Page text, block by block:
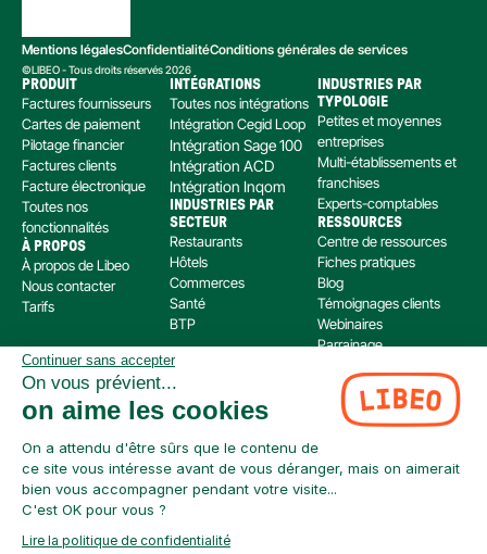
Mentions légalesConfidentialitéConditions générales de services
©LIBEO - Tous droits réservés 2026
Libeo, société par actions simplifiée immatriculée au RCS de Créteil, dont le siège social
est situé au 112 Avenue de Paris, 94300 Vincennes, est enregistré auprès de l’Organisme
pour le Registre Unique des Intermédiaires en assurance, banque et finance (ORIAS) sous
le numéro 220 063 49 en tant que (i) courtier en opérations de banque et en services de
paiement (COBSP) et (ii) mandataire non exclusif en opération de Banque et Service de
Paiement (MOBSP) de la société SWAN (SIREN: 853 827 103). Les immatriculations COBSP
et MOBSP peuvent être vérifiées à tout moment sur le répertoire ORIAS accessible à
l’adresse suivante :
https://www.orias.fr/
PRODUIT
Factures fournisseurs
Cartes de paiement
Pilotage financier
Factures clients
Facture électronique
Toutes nos
fonctionnalités
À PROPOS
À propos de Libeo
Nous contacter
Tarifs
INTÉGRATIONS
Toutes nos intégrations
Intégration Cegid Loop
Intégration Sage 100
Intégration ACD
Intégration Inqom
INDUSTRIES PAR
SECTEUR
Restaurants
Hôtels
Commerces
Santé
BTP
INDUSTRIES PAR
TYPOLOGIE
Petites et moyennes
entreprises
Multi-établissements et
franchises
Experts-comptables
RESSOURCES
Centre de ressources
Fiches pratiques
Blog
Témoignages clients
Webinaires
Parrainage
Continuer sans accepter
On vous prévient...
on aime les cookies
On a attendu d'être sûrs que le contenu de
ce site vous intéresse avant de vous déranger, mais on aimerait
bien vous accompagner pendant votre visite...
C'est OK pour vous ?
Lire la politique de confidentialité